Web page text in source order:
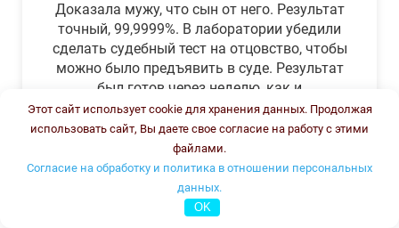
Доказала мужу, что сын от него. Результат
точный, 99,9999%. В лаборатории убедили
сделать судебный тест на отцовство, чтобы
можно было предъявить в суде. Результат
был готов через неделю, как и
обещали.Теперь муж бегает и извиняется.
Этот сайт использует cookie для хранения данных. Продолжая
использовать сайт, Вы даете свое согласие на работу с этими
файлами.
Согласие на обработку и политика в отношении персональных
данных.
OK